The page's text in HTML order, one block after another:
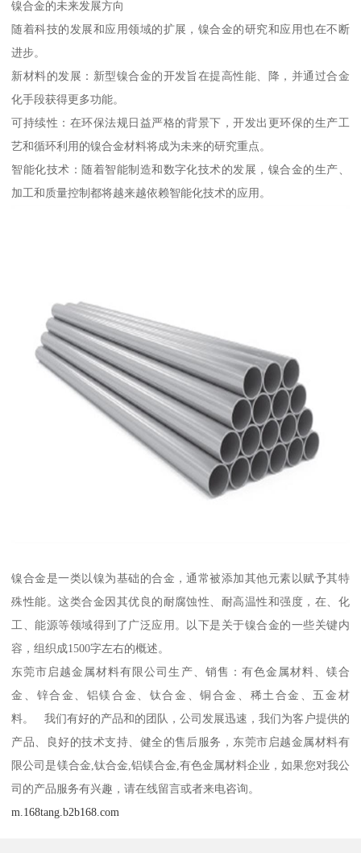
镍合金的未来发展方向
随着科技的发展和应用领域的扩展，镍合金的研究和应用也在不断
进步。
新材料的发展：新型镍合金的开发旨在提高性能、降，并通过合金
化手段获得更多功能。
可持续性：在环保法规日益严格的背景下，开发出更环保的生产工
艺和循环利用的镍合金材料将成为未来的研究重点。
智能化技术：随着智能制造和数字化技术的发展，镍合金的生产、
加工和质量控制都将越来越依赖智能化技术的应用。
镍合金是一类以镍为基础的合金，通常被添加其他元素以赋予其特
殊性能。这类合金因其优良的耐腐蚀性、耐高温性和强度，在、化
工、能源等领域得到了广泛应用。以下是关于镍合金的一些关键内
容，组织成1500字左右的概述。
东莞市启越金属材料有限公司生产、销售：有色金属材料、镁合
金、锌合金、铝镁合金、钛合金、铜合金、稀土合金、五金材
料。 我们有好的产品和的团队，公司发展迅速，我们为客户提供的
产品、良好的技术支持、健全的售后服务，东莞市启越金属材料有
限公司是镁合金,钛合金,铝镁合金,有色金属材料企业，如果您对我公
司的产品服务有兴趣，请在线留言或者来电咨询。
m.168tang.b2b168.com